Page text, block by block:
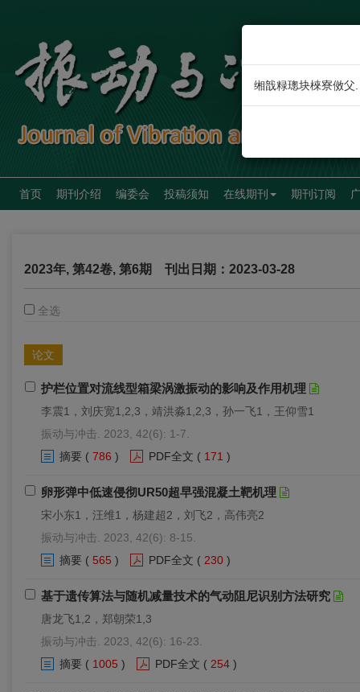
缃戠粶璁块棶寮傚父.
首页 期刊介绍 编委会 投稿须知 在线期刊 期刊订阅
2023年, 第42卷, 第6期 刊出日期：2023-03-28
全选
论文
护栏位置对流线型箱梁涡激振动的影响及作用机理
李震1，刘庆宽1,2,3，靖洪淼1,2,3，孙一飞1，王仰雪1
振动与冲击. 2023, 42(6): 1-7.
摘要 ( 786 ) PDF全文 ( 171 )
卵形弹中低速侵彻UR50超早强混凝土靶机理
宋小东1，汪维1，杨建超2，刘飞2，高伟亮2
振动与冲击. 2023, 42(6): 8-15.
摘要 ( 565 ) PDF全文 ( 230 )
基于遗传算法与随机减量技术的气动阻尼识别方法研究
唐龙飞1,2，郑朝荣1,3
振动与冲击. 2023, 42(6): 16-23.
摘要 ( 1005 ) PDF全文 ( 254 )